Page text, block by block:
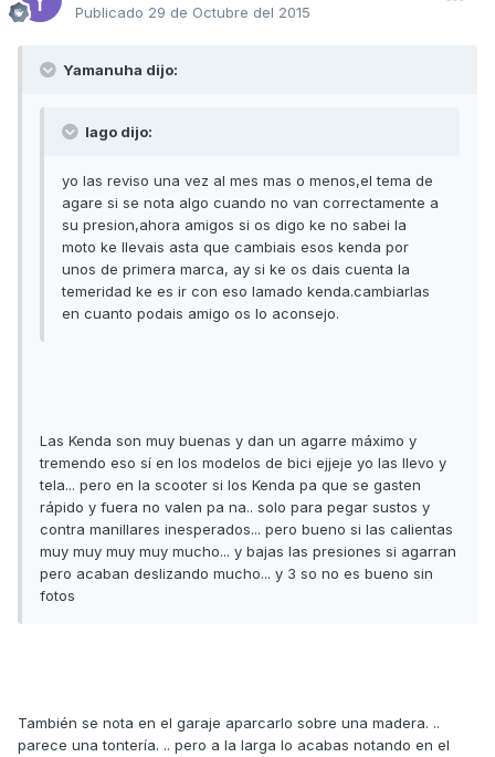
Publicado 29 de Octubre del 2015
Yamanuha dijo:
lago dijo:
yo las reviso una vez al mes mas o menos,el tema de
agare si se nota algo cuando no van correctamente a
su presion,ahora amigos si os digo ke no sabei la
moto ke llevais asta que cambiais esos kenda por
unos de primera marca, ay si ke os dais cuenta la
temeridad ke es ir con eso lamado kenda.cambiarlas
en cuanto podais amigo os lo aconsejo.
Las Kenda son muy buenas y dan un agarre máximo y
tremendo eso sí en los modelos de bici ejjeje yo las llevo y
tela... pero en la scooter si los Kenda pa que se gasten
rápido y fuera no valen pa na.. solo para pegar sustos y
contra manillares inesperados... pero bueno si las calientas
muy muy muy muy mucho... y bajas las presiones si agarran
pero acaban deslizando mucho... y 3 so no es bueno sin
fotos
También se nota en el garaje aparcarlo sobre una madera. ..
parece una tontería. .. pero a la larga lo acabas notando en el